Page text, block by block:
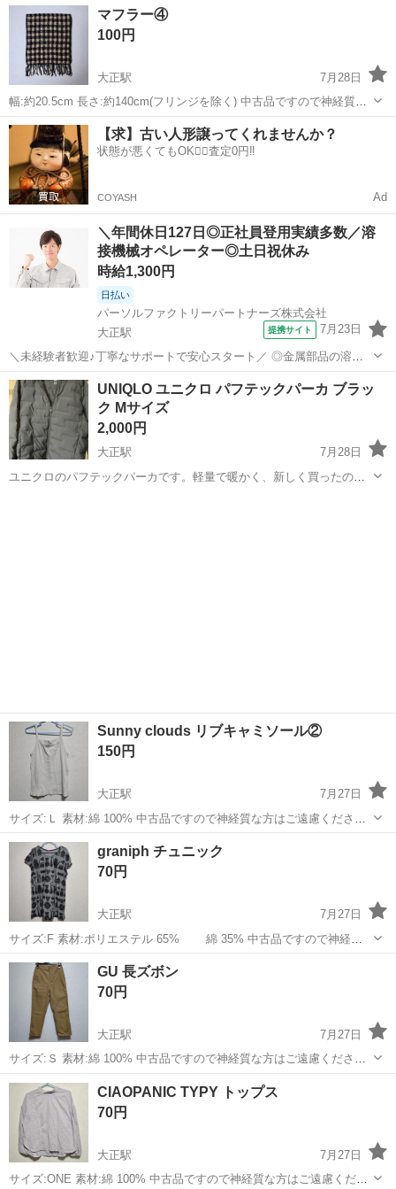
ですので神経質な方はご遠慮くださいませ
大阪 大阪市
マフラー④
100円
大正駅
7月28日
幅:約20.5cm 長さ:約140cm(フリンジを除く) 中古品ですので神経質な
方はご遠慮くださいませ
大阪 大阪市 大正駅 小物
【求】古い人形譲ってくれませんか？
状態が悪くてもOK🙆‍♀️査定0円‼️
COYASH Ad
＼年間休日127日◎正社員登用実績多数／溶
接機械オペレーター◎土日祝休み
時給1,300円
日払い
パーソルファクトリーパートナーズ株式会社
大正駅
提携サイト 7月23日
＼未経験者歓迎♪丁寧なサポートで安心スタート／ ◎金属部品の溶接
機械の操作や補助作業を担当します。 ◎重量物（20kg程）の扱いもあ
りますが、状況に応じてリフトや台車を使用する場合があります。 ◎
入社後は先輩が作業手順をしっ...
大阪 大阪市 大正駅 ドライバー
UNIQLO ユニクロ パフテックパーカ ブラッ
ク Mサイズ
2,000円
大正駅
7月28日
ユニクロのパフテックパーカです。軽量で暖かく、新しく買ったので
Sunny clouds リブキャミソール②
150円
大正駅
7月27日
サイズ:Ｌ 素材:綿 100% 中古品ですので神経質な方はご遠慮ください
ませ
大阪 大阪市 服/ファッション
graniph チュニック
70円
大正駅
7月27日
サイズ:F 素材:ポリエステル 65% 綿 35% 中古品ですので神経質
な方はご遠慮くださいませ
大阪 大阪市 大正駅
GU 長ズボン
70円
大正駅
7月27日
サイズ:Ｓ 素材:綿 100% 中古品ですので神経質な方はご遠慮ください
ませ
大阪 大阪市 服/ファッション
CIAOPANIC TYPY トップス
70円
大正駅
7月27日
サイズ:ONE 素材:綿 100% 中古品ですので神経質な方はご遠慮くださ